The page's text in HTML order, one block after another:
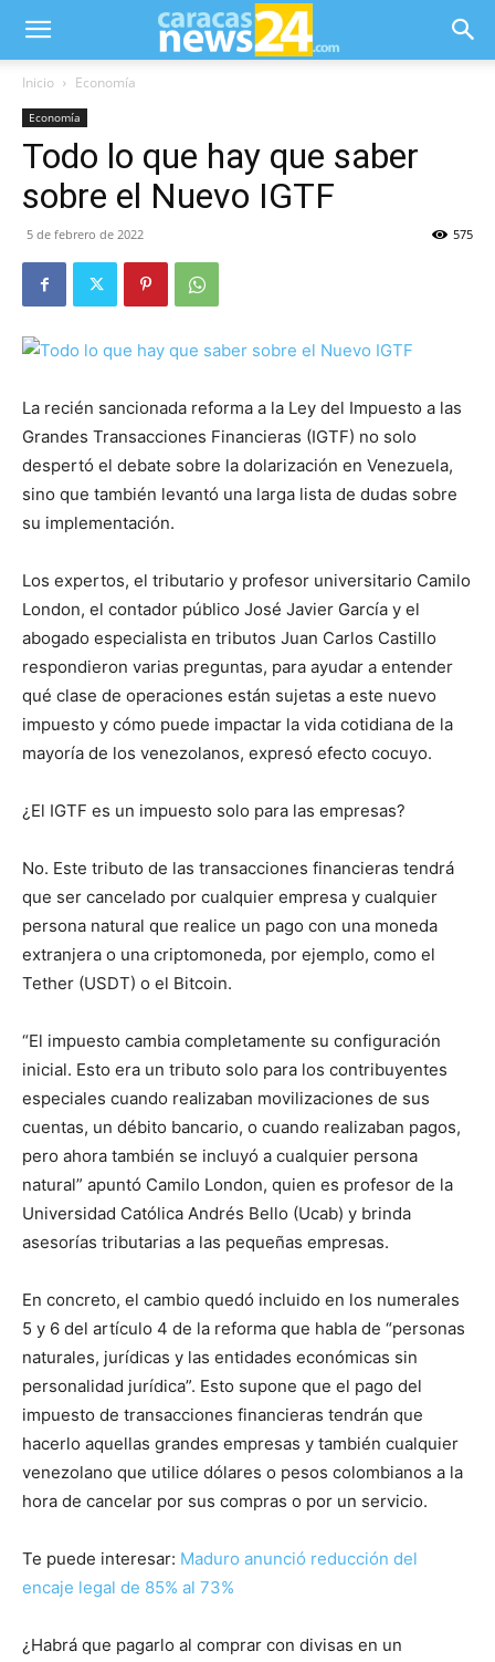
Inicio Economía
Economía
Todo lo que hay que saber
sobre el Nuevo IGTF
5 de febrero de 2022 575
La recién sancionada reforma a la Ley del Impuesto a las
Grandes Transacciones Financieras (IGTF) no solo
despertó el debate sobre la dolarización en Venezuela,
sino que también levantó una larga lista de dudas sobre
su implementación.
Los expertos, el tributario y profesor universitario Camilo
London, el contador público José Javier García y el
abogado especialista en tributos Juan Carlos Castillo
respondieron varias preguntas, para ayudar a entender
qué clase de operaciones están sujetas a este nuevo
impuesto y cómo puede impactar la vida cotidiana de la
mayoría de los venezolanos, expresó efecto cocuyo.
¿El IGTF es un impuesto solo para las empresas?
No. Este tributo de las transacciones financieras tendrá
que ser cancelado por cualquier empresa y cualquier
persona natural que realice un pago con una moneda
extranjera o una criptomoneda, por ejemplo, como el
Tether (USDT) o el Bitcoin.
“El impuesto cambia completamente su configuración
inicial. Esto era un tributo solo para los contribuyentes
especiales cuando realizaban movilizaciones de sus
cuentas, un débito bancario, o cuando realizaban pagos,
pero ahora también se incluyó a cualquier persona
natural” apuntó Camilo London, quien es profesor de la
Universidad Católica Andrés Bello (Ucab) y brinda
asesorías tributarias a las pequeñas empresas.
En concreto, el cambio quedó incluido en los numerales
5 y 6 del artículo 4 de la reforma que habla de “personas
naturales, jurídicas y las entidades económicas sin
personalidad jurídica”. Esto supone que el pago del
impuesto de transacciones financieras tendrán que
hacerlo aquellas grandes empresas y también cualquier
venezolano que utilice dólares o pesos colombianos a la
hora de cancelar por sus compras o por un servicio.
Te puede interesar: Maduro anunció reducción del
encaje legal de 85% al 73%
¿Habrá que pagarlo al comprar con divisas en un